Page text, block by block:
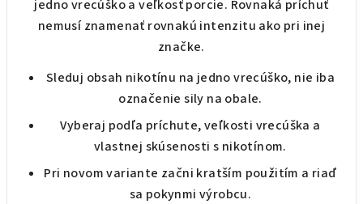
jedno vrecúško a veľkosť porcie. Rovnaká príchuť
nemusí znamenať rovnakú intenzitu ako pri inej
značke.
Sleduj obsah nikotínu na jedno vrecúško, nie iba
označenie sily na obale.
Vyberaj podľa príchute, veľkosti vrecúška a
vlastnej skúsenosti s nikotínom.
Pri novom variante začni kratším použitím a riaď
sa pokynmi výrobcu.